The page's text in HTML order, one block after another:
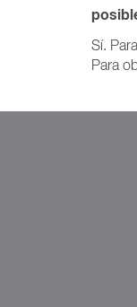
Sí.
Para